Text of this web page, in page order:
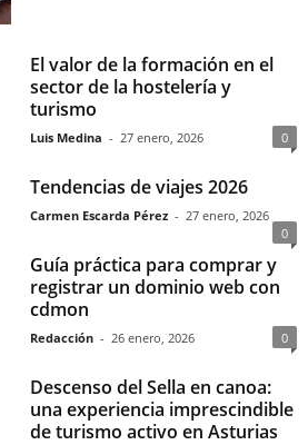
El valor de la formación en el
sector de la hostelería y
turismo
Luis Medina - 27 enero, 2026 0
Tendencias de viajes 2026
Carmen Escarda Pérez - 27 enero, 2026
0
Guía práctica para comprar y
registrar un dominio web con
cdmon
Redacción - 26 enero, 2026 0
Descenso del Sella en canoa:
una experiencia imprescindible
de turismo activo en Asturias